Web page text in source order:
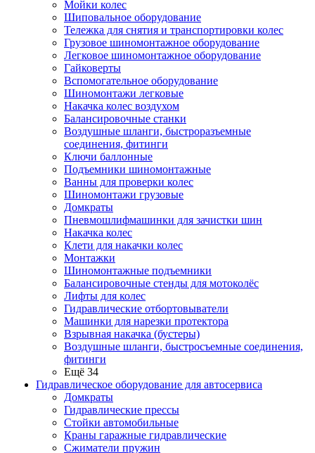
Мойки колес
Шиповальное оборудование
Тележка для снятия и транспортировки колес
Грузовое шиномонтажное оборудование
Легковое шиномонтажное оборудование
Гайковерты
Вспомогательное оборудование
Шиномонтажи легковые
Накачка колес воздухом
Балансировочные станки
Воздушные шланги, быстроразъемные
соединения, фитинги
Ключи баллонные
Подъемники шиномонтажные
Ванны для проверки колес
Шиномонтажи грузовые
Домкраты
Пневмошлифмашинки для зачистки шин
Накачка колес
Клети для накачки колес
Монтажки
Шиномонтажные подъемники
Балансировочные стенды для мотоколёс
Лифты для колес
Гидравлические отбортовыватели
Машинки для нарезки протектора
Взрывная накачка (бустеры)
Воздушные шланги, быстросъемные соединения,
фитинги
Ещё 34
Гидравлическое оборудование для автосервиса
Домкраты
Гидравлические прессы
Стойки автомобильные
Краны гаражные гидравлические
Сжиматели пружин